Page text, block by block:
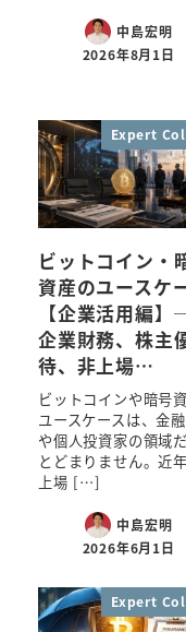
中島宏明
2026年8月1日
Expert
ビットコイン・
資産のユースケ
【企業活用編
企業財務、株主
待、非上場…
ビットコインや暗号
ユースケースは、金
や個人投資家の領域
とどまりません。近年
上場 […]
中島宏明
2026年6月1日
Expert